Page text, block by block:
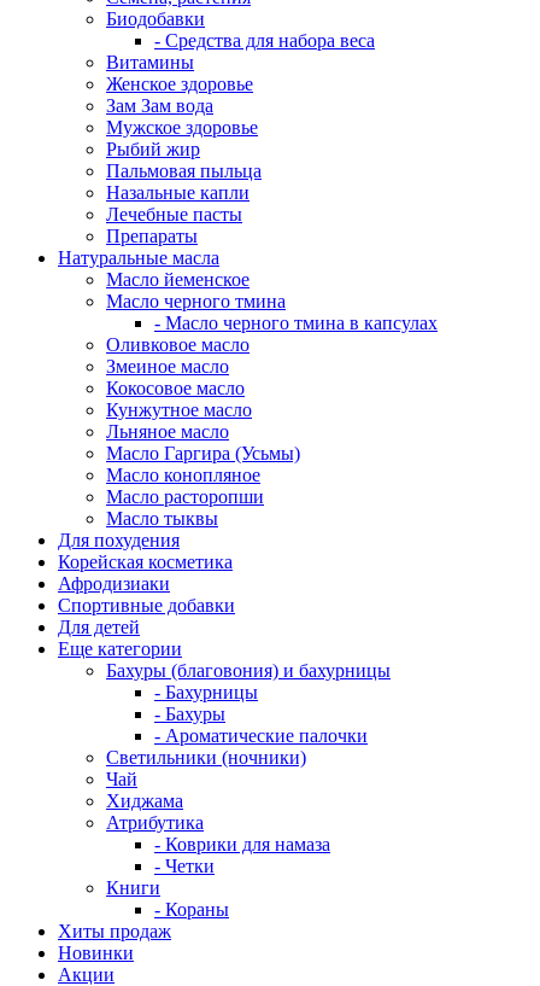
Биодобавки
- Средства для набора веса
Витамины
Женское здоровье
Зам Зам вода
Мужское здоровье
Рыбий жир
Пальмовая пыльца
Назальные капли
Лечебные пасты
Препараты
Натуральные масла
Масло йеменское
Масло черного тмина
- Масло черного тмина в капсулах
Оливковое масло
Змеиное масло
Кокосовое масло
Кунжутное масло
Льняное масло
Масло Гаргира (Усьмы)
Масло конопляное
Масло расторопши
Масло тыквы
Для похудения
Корейская косметика
Афродизиаки
Спортивные добавки
Для детей
Еще категории
Бахуры (благовония) и бахурницы
- Бахурницы
- Бахуры
- Ароматические палочки
Светильники (ночники)
Чай
Хиджама
Атрибутика
- Коврики для намаза
- Четки
Книги
- Кораны
Хиты продаж
Новинки
Акции